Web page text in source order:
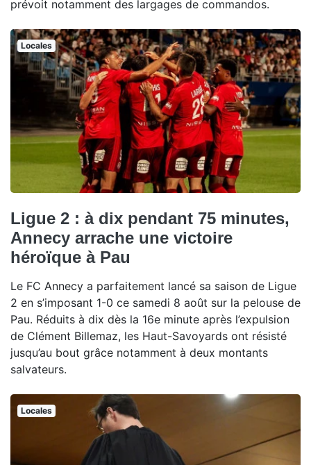
prévoit notamment des largages de commandos.
Locales
Ligue 2 : à dix pendant 75 minutes,
Annecy arrache une victoire
héroïque à Pau
Le FC Annecy a parfaitement lancé sa saison de Ligue
2 en s’imposant 1-0 ce samedi 8 août sur la pelouse de
Pau. Réduits à dix dès la 16e minute après l’expulsion
de Clément Billemaz, les Haut-Savoyards ont résisté
jusqu’au bout grâce notamment à deux montants
salvateurs.
Locales